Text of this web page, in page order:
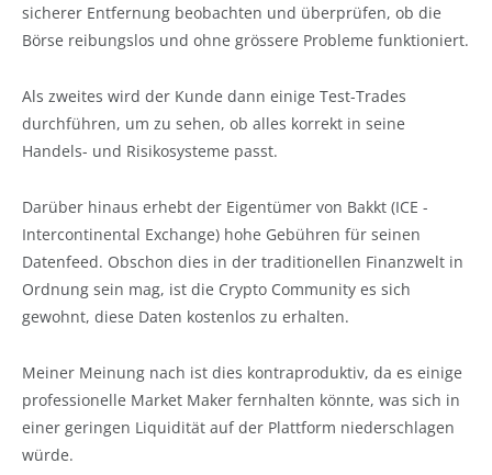
sicherer Entfernung beobachten und überprüfen, ob die
Börse reibungslos und ohne grössere Probleme funktioniert.
Als zweites wird der Kunde dann einige Test-Trades
durchführen, um zu sehen, ob alles korrekt in seine
Handels- und Risikosysteme passt.
Darüber hinaus erhebt der Eigentümer von Bakkt (ICE -
Intercontinental Exchange) hohe Gebühren für seinen
Datenfeed. Obschon dies in der traditionellen Finanzwelt in
Ordnung sein mag, ist die Crypto Community es sich
gewohnt, diese Daten kostenlos zu erhalten.
Meiner Meinung nach ist dies kontraproduktiv, da es einige
professionelle Market Maker fernhalten könnte, was sich in
einer geringen Liquidität auf der Plattform niederschlagen
würde.